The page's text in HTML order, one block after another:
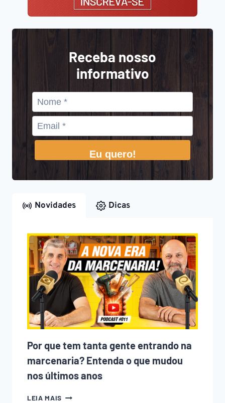
Receba nosso
informativo
Eu quero!
Novidades Dicas
Por que tem tanta gente entrando na
marcenaria? Entenda o que mudou
nos últimos anos
LEIA MAIS POR